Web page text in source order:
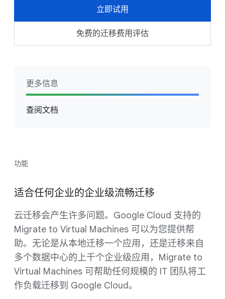
立即试用
免费的迁移费用评估
更多信息
查阅文档
功能
适合任何企业的企业级流畅迁移
云迁移会产生许多问题。Google Cloud 支持的
Migrate to Virtual Machines 可以为您提供帮
助。无论是从本地迁移一个应用，还是迁移来自
多个数据中心的上千个企业级应用，Migrate to
Virtual Machines 可帮助任何规模的 IT 团队将工
作负载迁移到 Google Cloud。